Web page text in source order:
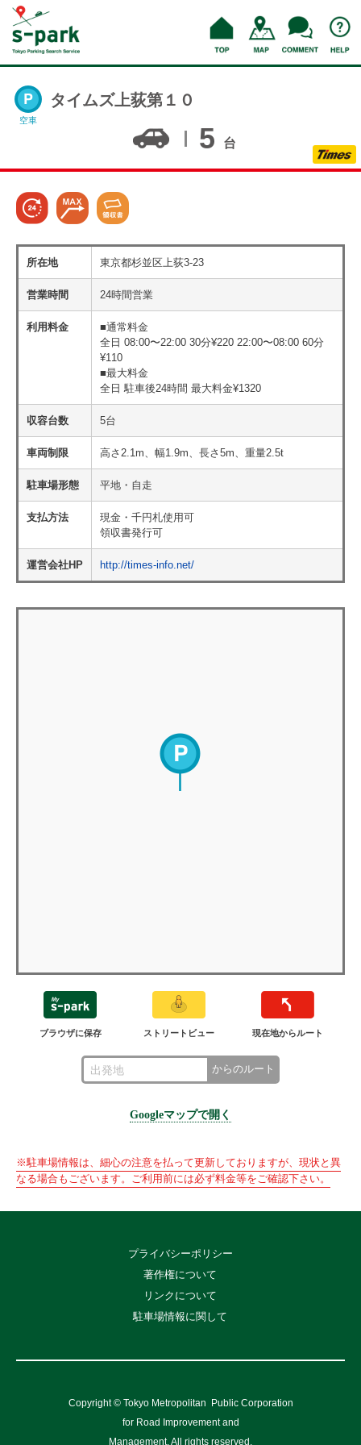
空車
タイムズ上荻第１０
5 台
所在地 東京都杉並区上荻3-23
営業時間 24時間営業
利用料金
■通常料金
全日 08:00〜22:00 30分¥220 22:00〜08:00 60分
¥110
■最大料金
全日 駐車後24時間 最大料金¥1320
収容台数 5台
車両制限 高さ2.1m、幅1.9m、長さ5m、重量2.5t
駐車場形態 平地・自走
支払方法
現金・千円札使用可
領収書発行可
運営会社HP http://times-info.net/
ブラウザに保存 ストリートビュー 現在地からルート
からのルート
Googleマップで開く
※駐車場情報は、細心の注意を払って更新しておりますが、現状と異
なる場合もございます。ご利用前には必ず料金等をご確認下さい。
プライバシーポリシー
著作権について
リンクについて
駐車場情報に関して
Copyright © Tokyo Metropolitan
Public Corporation
for Road Improvement and
Management, All rights reserved.